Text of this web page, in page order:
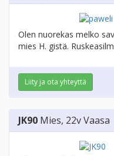
Olen nuorekas melko
mies H. gistä.
Liity ja ota yhteyttä
JK90 Mies, 22vVaasa